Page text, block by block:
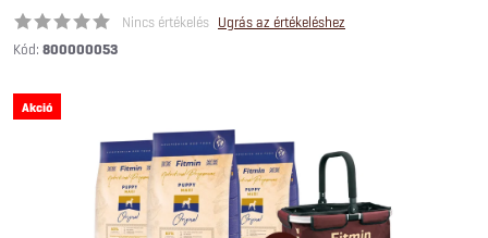
Nincs értékelés Ugrás az értékeléshez
Kód: 800000053
Akció